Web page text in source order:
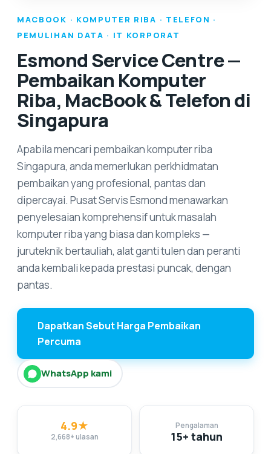
MACBOOK · KOMPUTER RIBA · TELEFON ·
PEMULIHAN DATA · IT KORPORAT
Esmond Service Centre —
Pembaikan Komputer
Riba, MacBook & Telefon di
Singapura
Apabila mencari pembaikan komputer riba
Singapura, anda memerlukan perkhidmatan
pembaikan yang profesional, pantas dan
dipercayai. Pusat Servis Esmond menawarkan
penyelesaian komprehensif untuk masalah
komputer riba yang biasa dan kompleks —
juruteknik bertauliah, alat ganti tulen dan peranti
anda kembali kepada prestasi puncak, dengan
pantas.
Dapatkan Sebut Harga Pembaikan
Percuma
WhatsApp kami
4.9★
2,668+ ulasan
Pengalaman
15+ tahun